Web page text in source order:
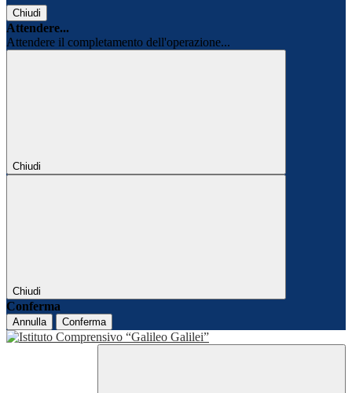
Chiudi
Attendere...
Attendere il completamento dell'operazione...
Chiudi
Chiudi
Conferma
Annulla Conferma